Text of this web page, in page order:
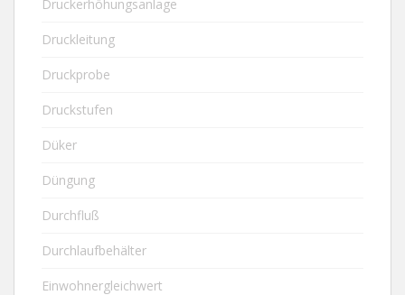
Druckerhöhungsanlage
Druckleitung
Druckprobe
Druckstufen
Düker
Düngung
Durchfluß
Durchlaufbehälter
Einwohnergleichwert